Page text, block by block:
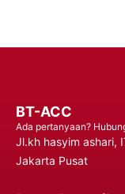
BT-ACC
Ada pertanyaan?
Jl.kh hasyim ashari,
Jakarta Pusat